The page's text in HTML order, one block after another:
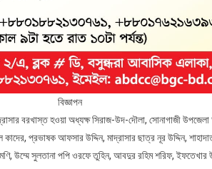
বিজ্ঞাপন
বরখাস্ত হওয়া অধ্যক্ষ সিরাজ-উদ-দৌলা, সোনাগাজী
প্রভাষক আফসার উদ্দিন, মাদ্রাসার ছাত্র নূর উদ্দিন,
উম্মে সুলতানা পপি ওরফে তুহিন, আবদুর রহিম শরিফ, ইফতেখার